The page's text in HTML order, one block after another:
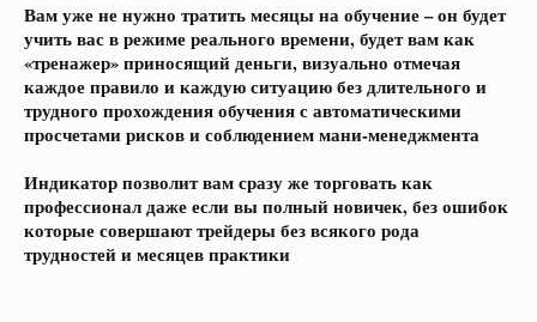
Вам уже не нужно тратить месяцы на обучение – он будет
учить вас в режиме реального времени, будет вам как
«тренажер» приносящий деньги, визуально отмечая
каждое правило и каждую ситуацию без длительного и
трудного прохождения обучения с автоматическими
просчетами рисков и соблюдением мани-менеджмента
Индикатор позволит вам сразу же торговать как
профессионал даже если вы полный новичек, без ошибок
которые совершают трейдеры без всякого рода
трудностей и месяцев практики